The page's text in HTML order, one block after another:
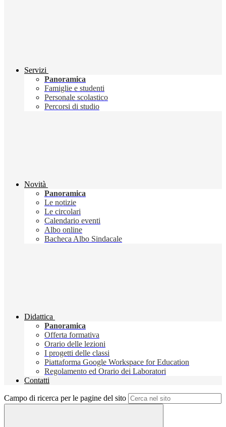
Servizi
Panoramica
Famiglie e studenti
Personale scolastico
Percorsi di studio
Novità
Panoramica
Le notizie
Le circolari
Calendario eventi
Albo online
Bacheca Albo Sindacale
Didattica
Panoramica
Offerta formativa
Orario delle lezioni
I progetti delle classi
Piattaforma Google Workspace for Education
Regolamento ed Orario dei Laboratori
Contatti
Campo di ricerca per le pagine del sito